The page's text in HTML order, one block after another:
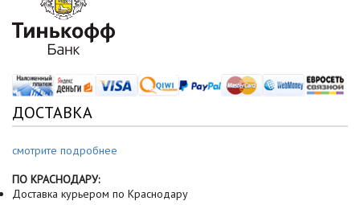
ДОСТАВКА
смотрите подробнее
ПО КРАСНОДАРУ:
Доставка курьером по Краснодару